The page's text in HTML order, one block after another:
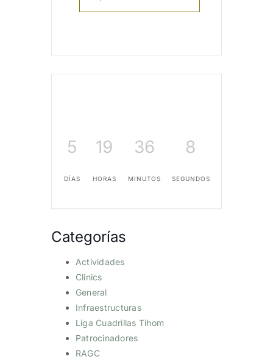
5
DÍAS
19
HORAS
36
MINUTOS
8
SEGUNDOS
Categorías
Actividades
Clinics
General
Infraestructuras
Liga Cuadrillas Tihom
Patrocinadores
RAGC